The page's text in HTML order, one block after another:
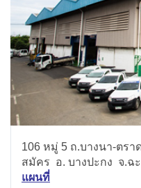
106 หมู่ 5 ถ.บางนา-ตรา
สมัคร อ. บางปะกง จ.ฉะ
แผนที่